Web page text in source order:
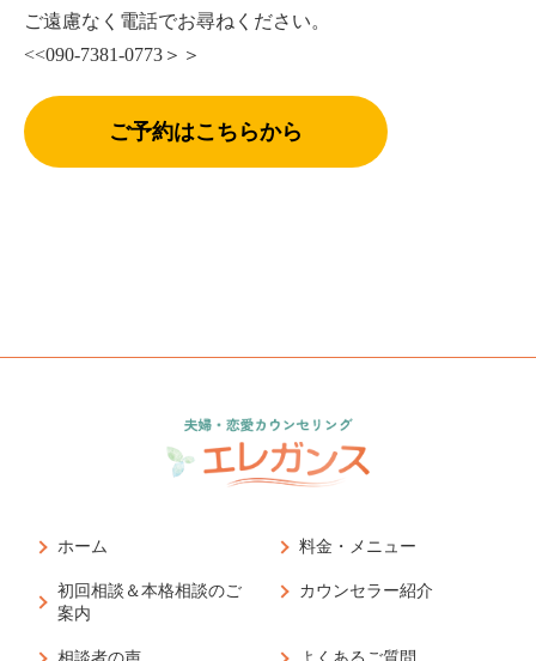
ご遠慮なく電話でお尋ねください。
<<090-7381-0773＞＞
ご予約はこちらから
ホーム 料金・メニュー
初回相談＆本格相談のご
案内
カウンセラー紹介